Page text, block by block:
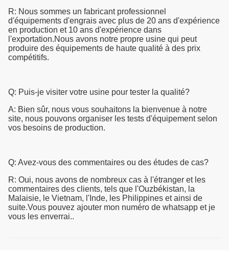
R: Nous sommes un fabricant professionnel
d'équipements d'engrais avec plus de 20 ans d'expérience
en production et 10 ans d'expérience dans
l'exportation.Nous avons notre propre usine qui peut
produire des équipements de haute qualité à des prix
compétitifs.
Q: Puis-je visiter votre usine pour tester la qualité?
A: Bien sûr, nous vous souhaitons la bienvenue à notre
site, nous pouvons organiser les tests d'équipement selon
vos besoins de production.
Q: Avez-vous des commentaires ou des études de cas?
R: Oui, nous avons de nombreux cas à l'étranger et les
commentaires des clients, tels que l'Ouzbékistan, la
Malaisie, le Vietnam, l'Inde, les Philippines et ainsi de
suite.Vous pouvez ajouter mon numéro de whatsapp et je
vous les enverrai..